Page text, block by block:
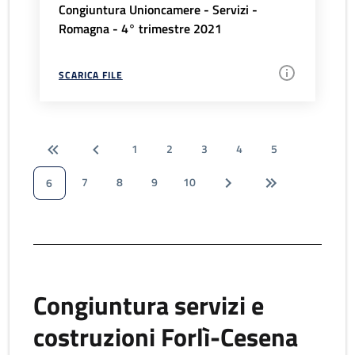
Congiuntura Unioncamere - Servizi -
Romagna - 4° trimestre 2021
SCARICA FILE
1 2 3 4
5
6
7 8 9 10
Congiuntura servizi e
costruzioni Forlì-Cesena